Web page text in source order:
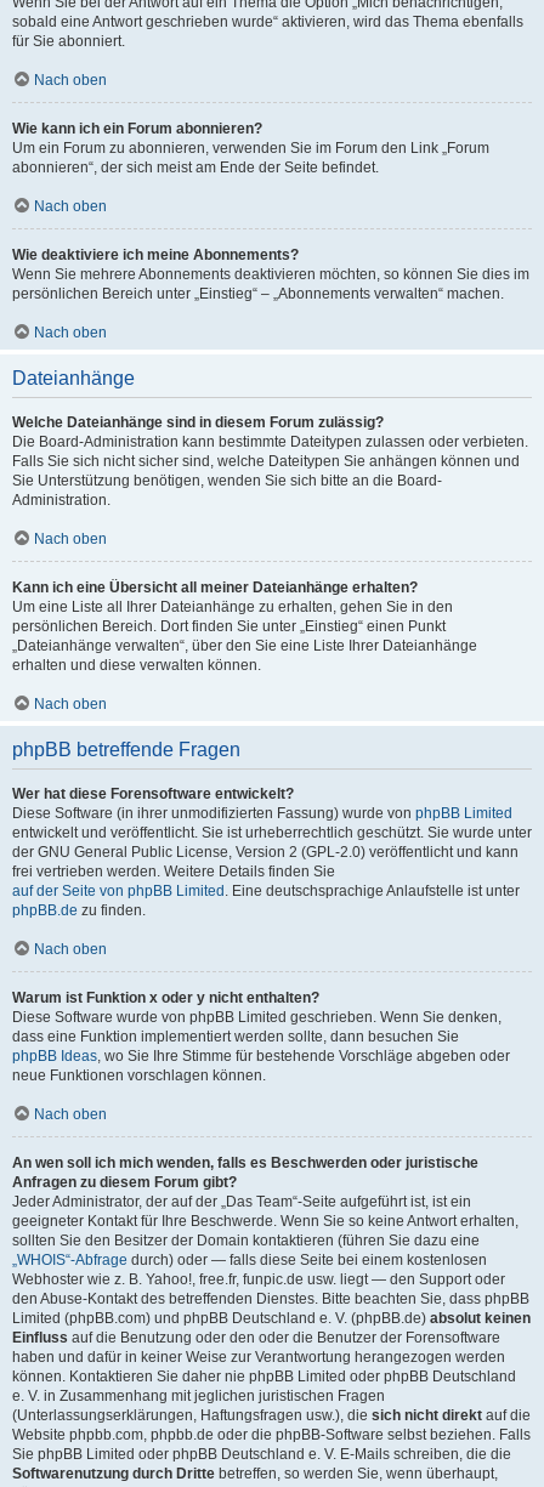
sobald eine Antwort geschrieben wurde“ aktivieren, wird das Thema ebenfalls
für Sie abonniert.
Nach oben
Wie kann ich ein Forum abonnieren?
Um ein Forum zu abonnieren, verwenden Sie im Forum den Link „Forum
abonnieren“, der sich meist am Ende der Seite befindet.
Nach oben
Wie deaktiviere ich meine Abonnements?
Wenn Sie mehrere Abonnements deaktivieren möchten, so können Sie dies im
persönlichen Bereich unter „Einstieg“ – „Abonnements verwalten“ machen.
Nach oben
Dateianhänge
Welche Dateianhänge sind in diesem Forum zulässig?
Die Board-Administration kann bestimmte Dateitypen zulassen oder verbieten.
Falls Sie sich nicht sicher sind, welche Dateitypen Sie anhängen können und
Sie Unterstützung benötigen, wenden Sie sich bitte an die Board-
Administration.
Nach oben
Kann ich eine Übersicht all meiner Dateianhänge erhalten?
Um eine Liste all Ihrer Dateianhänge zu erhalten, gehen Sie in den
persönlichen Bereich. Dort finden Sie unter „Einstieg“ einen Punkt
„Dateianhänge verwalten“, über den Sie eine Liste Ihrer Dateianhänge
erhalten und diese verwalten können.
Nach oben
phpBB betreffende Fragen
Wer hat diese Forensoftware entwickelt?
Diese Software (in ihrer unmodifizierten Fassung) wurde von phpBB Limited
entwickelt und veröffentlicht. Sie ist urheberrechtlich geschützt. Sie wurde unter
der GNU General Public License, Version 2 (GPL-2.0) veröffentlicht und kann
frei vertrieben werden. Weitere Details finden Sie
auf der Seite von phpBB Limited . Eine deutschsprachige Anlaufstelle ist unter
phpBB.de zu finden.
Nach oben
Warum ist Funktion x oder y nicht enthalten?
Diese Software wurde von phpBB Limited geschrieben. Wenn Sie denken,
dass eine Funktion implementiert werden sollte, dann besuchen Sie
phpBB Ideas, wo Sie Ihre Stimme für bestehende Vorschläge abgeben oder
neue Funktionen vorschlagen können.
Nach oben
An wen soll ich mich wenden, falls es Beschwerden oder juristische
Anfragen zu diesem Forum gibt?
Jeder Administrator, der auf der „Das Team“-Seite aufgeführt ist, ist ein
geeigneter Kontakt für Ihre Beschwerde. Wenn Sie so keine Antwort erhalten,
sollten Sie den Besitzer der Domain kontaktieren (führen Sie dazu eine
„WHOIS“-Abfrage durch) oder — falls diese Seite bei einem kostenlosen
Webhoster wie z. B. Yahoo!, free.fr, funpic.de usw. liegt — den Support oder
den Abuse-Kontakt des betreffenden Dienstes. Bitte beachten Sie, dass phpBB
Limited (phpBB.com) und phpBB Deutschland e. V. (phpBB.de) absolut keinen
Einfluss auf die Benutzung oder den oder die Benutzer der Forensoftware
haben und dafür in keiner Weise zur Verantwortung herangezogen werden
können. Kontaktieren Sie daher nie phpBB Limited oder phpBB Deutschland
e. V. in Zusammenhang mit jeglichen juristischen Fragen
(Unterlassungserklärungen, Haftungsfragen usw.), die sich nicht direkt auf die
Website phpbb.com, phpbb.de oder die phpBB-Software selbst beziehen. Falls
Sie phpBB Limited oder phpBB Deutschland e. V. E-Mails schreiben, die die
Softwarenutzung durch Dritte betreffen, so werden Sie, wenn überhaupt,